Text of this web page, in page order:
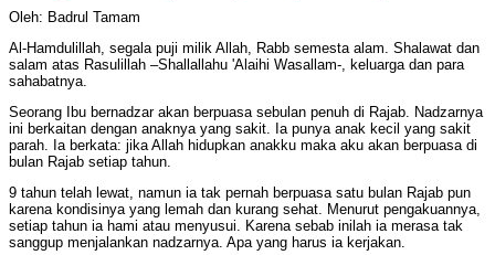
Oleh: Badrul Tamam
Al-Hamdulillah, segala puji milik Allah, Rabb semesta alam. Shalawat dan
salam atas Rasulillah –Shallallahu 'Alaihi Wasallam-, keluarga dan para
sahabatnya.
Seorang Ibu bernadzar akan berpuasa sebulan penuh di Rajab. Nadzarnya
ini berkaitan dengan anaknya yang sakit. Ia punya anak kecil yang sakit
parah. Ia berkata: jika Allah hidupkan anakku maka aku akan berpuasa di
bulan Rajab setiap tahun.
9 tahun telah lewat, namun ia tak pernah berpuasa satu bulan Rajab pun
karena kondisinya yang lemah dan kurang sehat. Menurut pengakuannya,
setiap tahun ia hami atau menyusui. Karena sebab inilah ia merasa tak
sanggup menjalankan nadzarnya. Apa yang harus ia kerjakan.